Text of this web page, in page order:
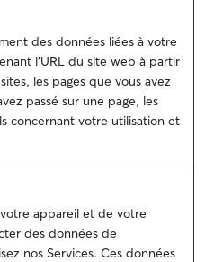
des données liées à votre
l'URL du site web à partir
les pages que vous avez
passé sur une page, les
concernant votre utilisation et
appareil et de votre
des données de
nos Services. Ces données